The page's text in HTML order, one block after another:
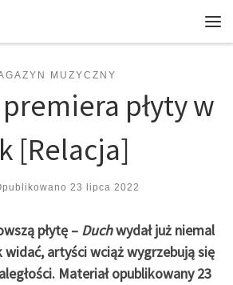
MUZYCZNY
płyty w
[Relacja]
23 lipca 2022
płytę – Duchwydał już niemal
artyści wciąż wygrzebują się
Materiał opublikowany 23